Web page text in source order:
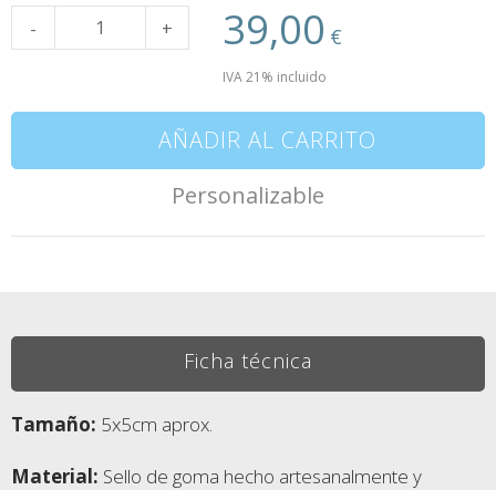
-
Cantidad + 39,00€
IVA 21% incluido
AÑADIR AL CARRITO
Personalizable
Ficha técnica
Tamaño: 5x5cm aprox.
Material: Sello de goma hecho artesanalmente y